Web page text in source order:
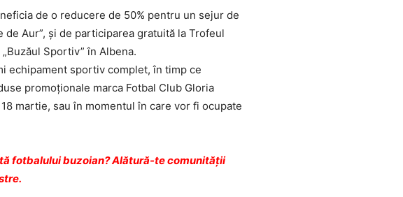
de o reducere de 50% pentru un sejur de
Aur”, şi de participarea gratuită la Trofeul
Sportiv” în Albena.
echipament sportiv complet, în timp ce
promoţionale marca Fotbal Club Gloria
martie, sau în momentul în care vor fi ocupate
fotbalului buzoian? Alătură-te comunității